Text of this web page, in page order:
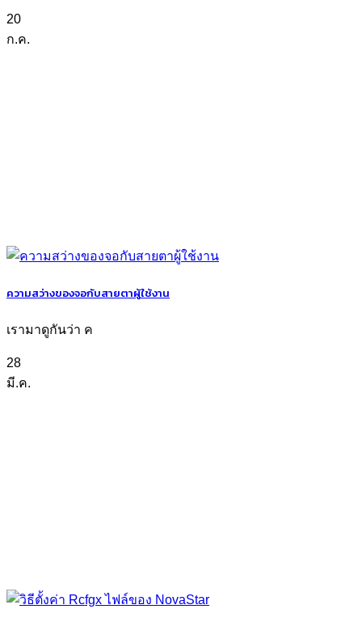
20
ก.ค.
ความสว่างของจอกับสายตาผู้ใช้งาน
เรามาดูกันว่า ค
28
มี.ค.